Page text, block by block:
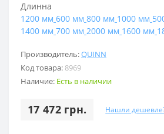
Производитель:QUINN
Код товара: 8969
Наличие: Есть в наличии
17 472 грн. Нашли
Длинна
1200 мм 600 мм 800 мм 1000 мм
1400 мм 700 мм 2000 мм 1600 мм